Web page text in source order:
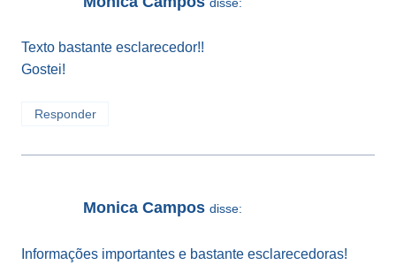
Texto bastante esclarecedor!!
Gostei!
Responder
Monica Campos disse:
Informações importantes e bastante esclarecedoras!